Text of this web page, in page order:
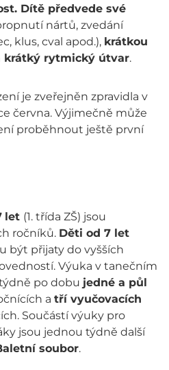
Dítě předvede své
nártů, zvedání
klus, cval apod.), krátkou
krátký rytmický útvar.
je zveřejněn zpravidla v
června. Výjimečně může
proběhnout ještě první
let (1. třída ZŠ) jsou
ročníků. Děti od 7 let
být přijaty do vyšších
Výuka v tanečním
po dobu jedné a půl
a tří vyučovacích
Součástí výuky pro
jsou jednou týdně další
soubor.